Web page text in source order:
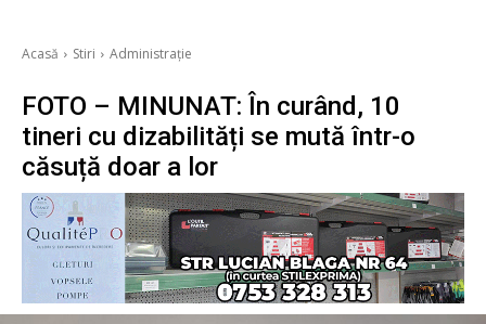
Acasă Stiri Administrație
FOTO – MINUNAT: În curând, 10
tineri cu dizabilități se mută într-o
căsuță doar a lor